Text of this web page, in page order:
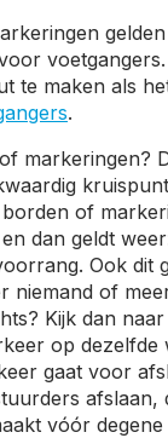
te maken als
.
markeringen?
of
dan geldt
Ook dit
niemand of
Kijk dan
op dezelfde
gaat voor
afslaan,
vóór degene